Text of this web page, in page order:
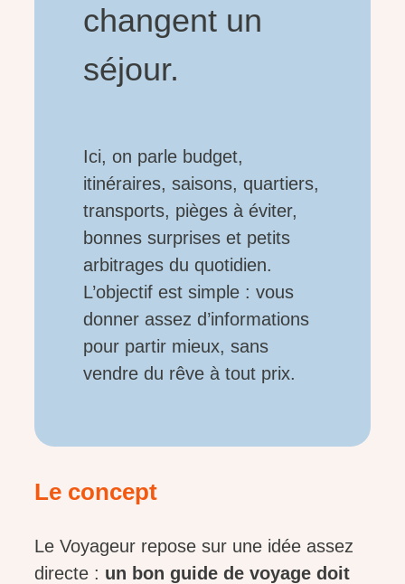
changent un
séjour.
Ici, on parle budget,
itinéraires, saisons, quartiers,
transports, pièges à éviter,
bonnes surprises et petits
arbitrages du quotidien.
L’objectif est simple : vous
donner assez d’informations
pour partir mieux, sans
vendre du rêve à tout prix.
Le concept
Le Voyageur repose sur une idée assez
directe : un bon guide de voyage doit